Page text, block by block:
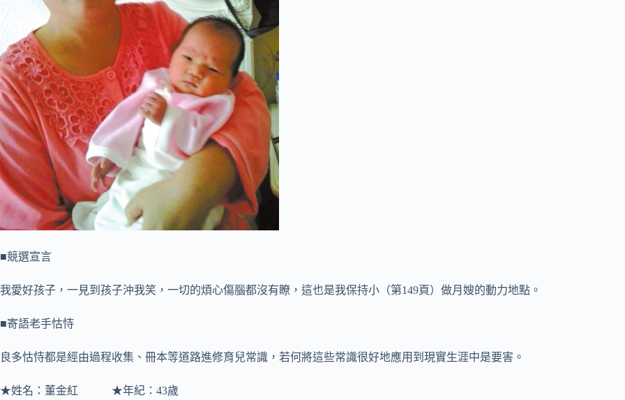
■競選宣言
我愛好孩子，一見到孩子沖我笑，一切的煩心傷腦都沒有瞭，這也是我保持小（第149頁）做月嫂的動力地點。
■寄語老手怙恃
良多怙恃都是經由過程收集、冊本等道路進修育兒常識，若何將這些常識很好地應用到現實生涯中是要害。
★姓名：董金紅 ★年紀：43歲